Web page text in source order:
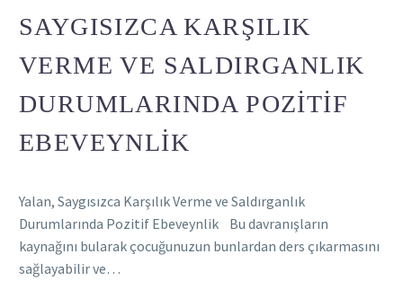
SAYGISIZCA KARŞILIK
VERME VE SALDIRGANLIK
DURUMLARINDA POZITIF
EBEVEYNLIK
Yalan, Saygısızca Karşılık Verme ve Saldırganlık
Durumlarında Pozitif Ebeveynlik Bu davranışların
kaynağını bularak çocuğunuzun bunlardan ders çıkarmasını
sağlayabilir ve…